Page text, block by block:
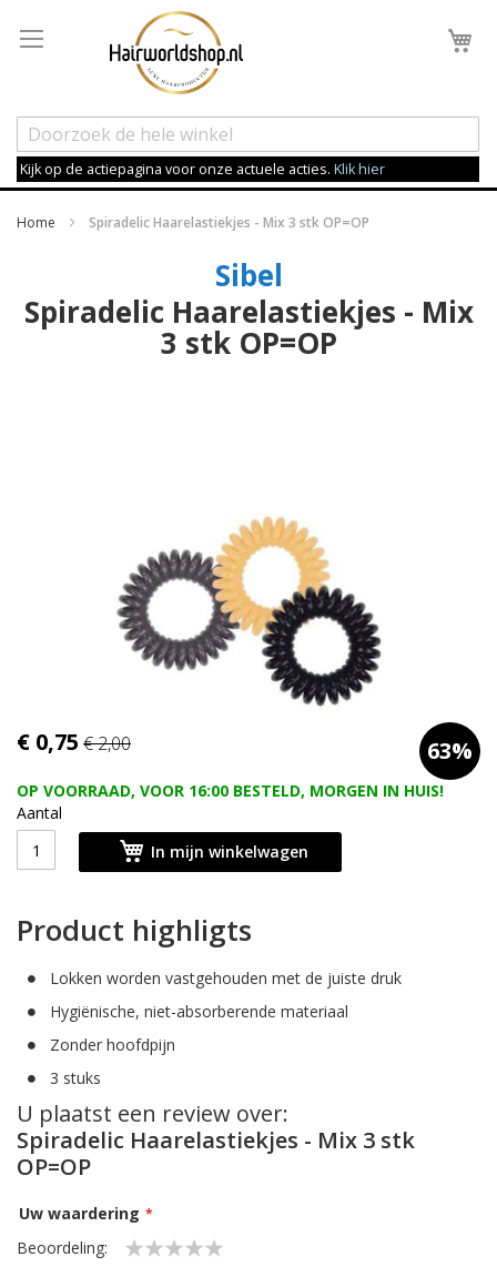
Kijk op de actiepagina voor onze actuele acties. Klik hier
Home Spiradelic Haarelastiekjes - Mix 3 stk OP=OP
Sibel
Spiradelic Haarelastiekjes - Mix
3 stk OP=OP
€ 0,75 € 2,00 63%
OP VOORRAAD, VOOR 16:00 BESTELD, MORGEN IN HUIS!
Aantal
In mijn winkelwagen
Ga
naar
begin
van
afbeeldingen-
Product highligts
Lokken worden vastgehouden met de juiste druk
Hygiënische, niet-absorberende materiaal
Zonder hoofdpijn
3 stuks
U plaatst een review over:
Spiradelic Haarelastiekjes - Mix 3 stk
OP=OP
Uw waardering
Beoordeling: